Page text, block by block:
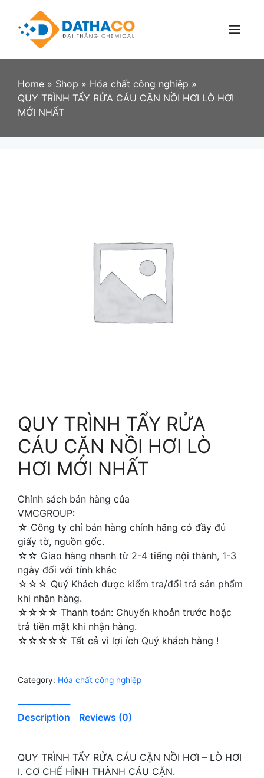
content
Menu
Home » Shop » Hóa chất công nghiệp »
QUY TRÌNH TẨY RỬA CÁU CẶN NỒI HƠI LÒ HƠI
MỚI NHẤT
QUY TRÌNH TẨY RỬA
CÁU CẶN NỒI HƠI LÒ
HƠI MỚI NHẤT
Chính sách bán hàng của
VMCGROUP:
☆ Công ty chỉ bán hàng chính hãng có đầy đủ
giấy tờ, nguồn gốc.
☆☆ Giao hàng nhanh từ 2-4 tiếng nội thành, 1-3
ngày đối với tỉnh khác
☆☆☆ Quý Khách được kiểm tra/đổi trả sản phẩm
khi nhận hàng.
☆☆☆☆ Thanh toán: Chuyển khoản trước hoặc
trả tiền mặt khi nhận hàng.
☆☆☆☆☆ Tất cả vì lợi ích Quý khách hàng !
Category: Hóa chất công nghiệp
Description Reviews (0)
QUY TRÌNH TẨY RỬA CÁU CẶN NỒI HƠI – LÒ HƠI
I. CƠ CHẾ HÌNH THÀNH CÁU CẶN.